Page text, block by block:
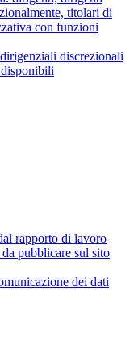
titolari di
con funzioni
discrezionali
rapporto di lavoro
pubblicare sul sito
dei dati